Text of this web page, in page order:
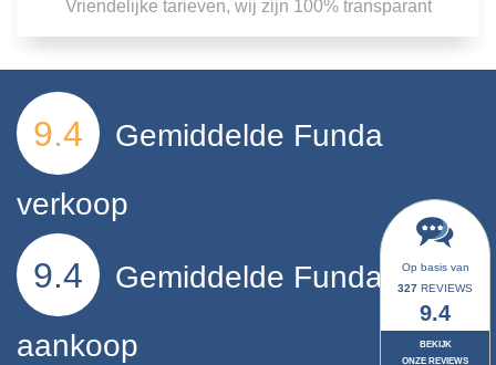
Op basis van
327 REVIEWS
9.4
BEKIJK
ONZE REVIEWS
Vriendelijke tarieven, wij zijn 100% transparant
9.4 Gemiddelde Funda
verkoop
9.4 Gemiddelde Funda
aankoop